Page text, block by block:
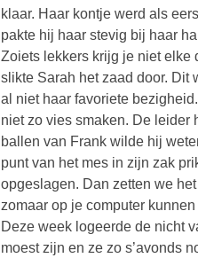
klaar. Haar kontje werd als
pakte hij haar stevig bij haar
Zoiets lekkers krijg je niet elke
slikte Sarah het zaad door. Dit
al niet haar favoriete
niet zo vies smaken. De leider
ballen van Frank wilde hij
punt van het mes in zijn zak
opgeslagen. Dan zetten we
zomaar op je computer
Deze week logeerde de nicht
moest zijn en ze zo s’avonds